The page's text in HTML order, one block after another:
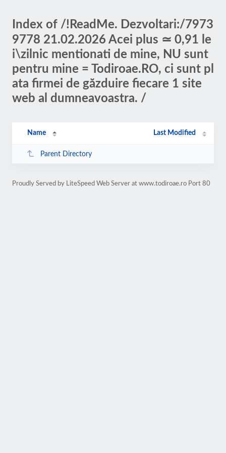
Index of /!ReadMe. Dezvoltari:/7973
9778 21.02.2026 Acei plus ≃ 0,91 le
i\zilnic mentionati de mine, NU sunt
pentru mine = Todiroae.RO, ci sunt pl
ata firmei de găzduire fiecare 1 site
web al dumneavoastra. /
Name Last Modified
Parent Directory
Proudly Served by LiteSpeed Web Server at www.todiroae.ro Port 80